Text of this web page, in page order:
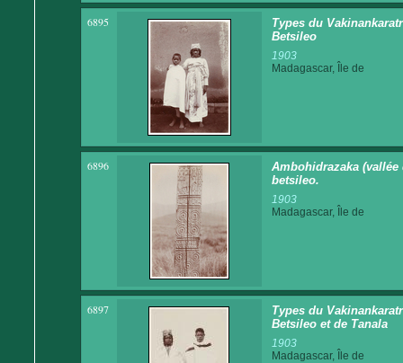
6895
Types du
Betsileo
1903
Madagascar, Île de
6896
Ambohidrazaka
betsileo.
1903
Madagascar, Île de
6897
Types du
Betsileo et de Tanala
1903
Madagascar, Île de